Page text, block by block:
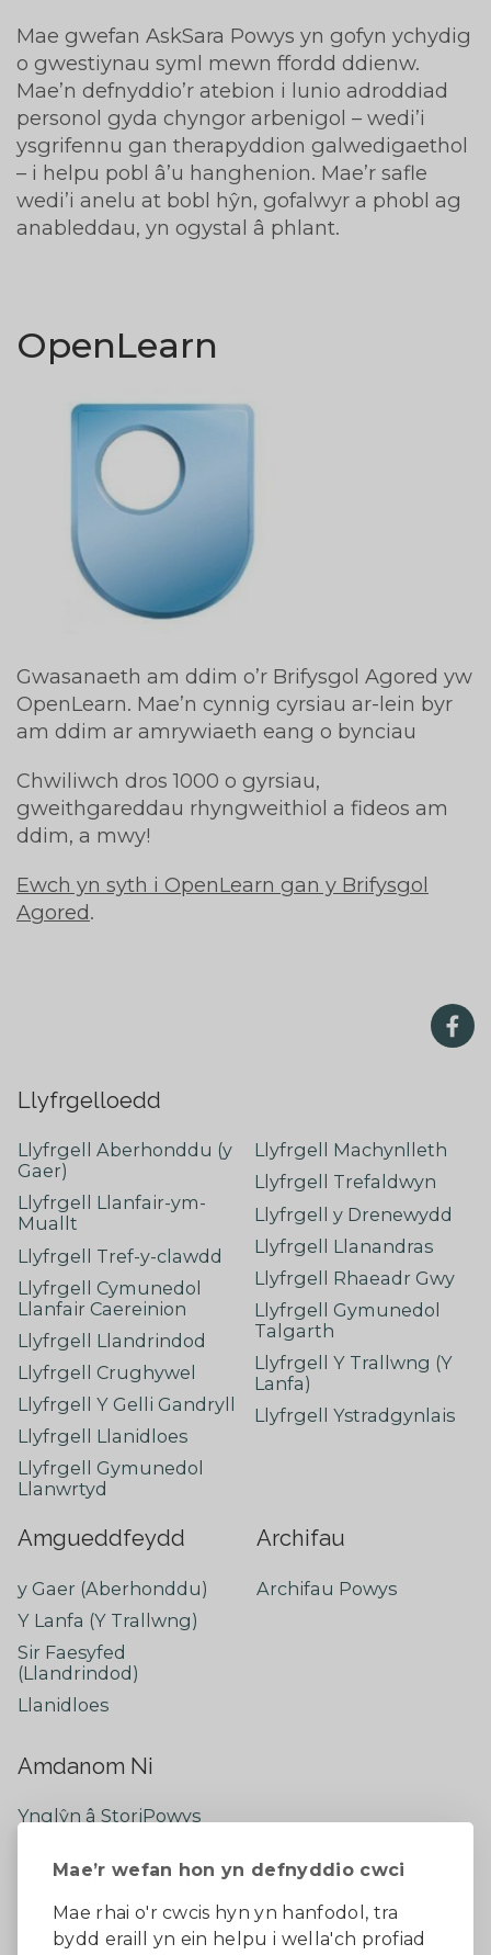
Mae’r wefan hon yn defnyddio cwci
Mae rhai o'r cwcis hyn yn hanfodol, tra
bydd eraill yn ein helpu i wella'ch profiad
Mae gwefan AskSara Powys yn gofyn ychydig
o gwestiynau syml mewn ffordd ddienw.
Mae’n defnyddio’r atebion i lunio adroddiad
personol gyda chyngor arbenigol – wedi’i
ysgrifennu gan therapyddion galwedigaethol
– i helpu pobl â’u hanghenion. Mae’r safle
wedi’i anelu at bobl hŷn, gofalwyr a phobl ag
anableddau, yn ogystal â phlant.
OpenLearn
Gwasanaeth am ddim o’r Brifysgol Agored yw
OpenLearn. Mae’n cynnig cyrsiau ar-lein byr
am ddim ar amrywiaeth eang o bynciau
Chwiliwch dros 1000 o gyrsiau,
gweithgareddau rhyngweithiol a fideos am
ddim, a mwy!
Ewch yn syth i OpenLearn gan y Brifysgol
Agored.
Llyfrgelloedd
Llyfrgell Aberhonddu (y
Gaer)
Llyfrgell Llanfair-ym-
Muallt
Llyfrgell Tref-y-clawdd
Llyfrgell Cymunedol
Llanfair Caereinion
Llyfrgell Llandrindod
Llyfrgell Crughywel
Llyfrgell Y Gelli Gandryll
Llyfrgell Llanidloes
Llyfrgell Gymunedol
Llanwrtyd
Llyfrgell Machynlleth
Llyfrgell Trefaldwyn
Llyfrgell y Drenewydd
Llyfrgell Llanandras
Llyfrgell Rhaeadr Gwy
Llyfrgell Gymunedol
Talgarth
Llyfrgell Y Trallwng (Y
Lanfa)
Llyfrgell Ystradgynlais
Amgueddfeydd
y Gaer (Aberhonddu)
Y Lanfa (Y Trallwng)
Sir Faesyfed
(Llandrindod)
Llanidloes
Archifau
Archifau Powys
Amdanom Ni
Ynglŷn â StoriPowys
Newyddion Diweddaraf
Dywedwch eich barn
Facebook